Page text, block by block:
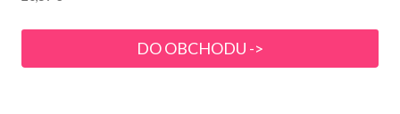
DO OBCHODU ->